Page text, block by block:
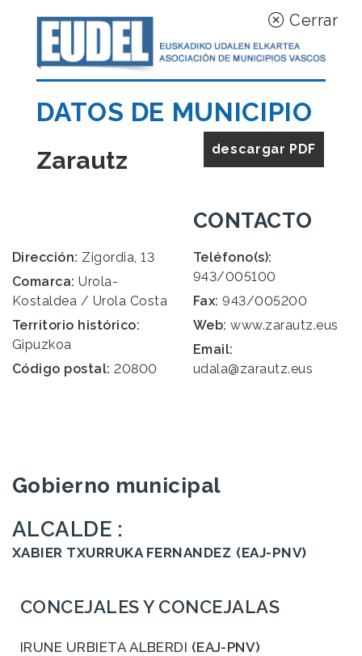
Cerrar
DATOS DE MUNICIPIO
descargar PDF
Zarautz
Dirección: Zigordia, 13
Comarca: Urola-
Kostaldea / Urola Costa
Territorio histórico:
Gipuzkoa
Código postal: 20800
CONTACTO
Teléfono(s):
943/005100
Fax: 943/005200
Web: www.zarautz.eus
Email:
udala@zarautz.eus
Gobierno municipal
ALCALDE :
XABIER TXURRUKA FERNANDEZ (EAJ-PNV)
CONCEJALES Y CONCEJALAS
IRUNE URBIETA ALBERDI (EAJ-PNV)